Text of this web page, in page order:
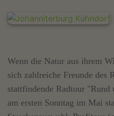
Wenn die Natur aus ihrem
sich zahlreiche Freunde des
stattfindende Radtour
am ersten Sonntag im Mai